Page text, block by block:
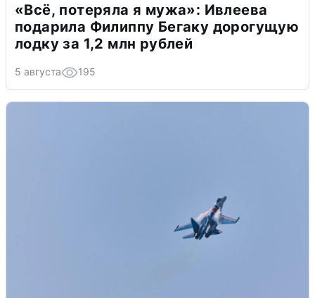
«Всё, потеряла я мужа»: Ивлеева
подарила Филиппу Бегаку дорогущую
лодку за 1,2 млн рублей
5 августа 195